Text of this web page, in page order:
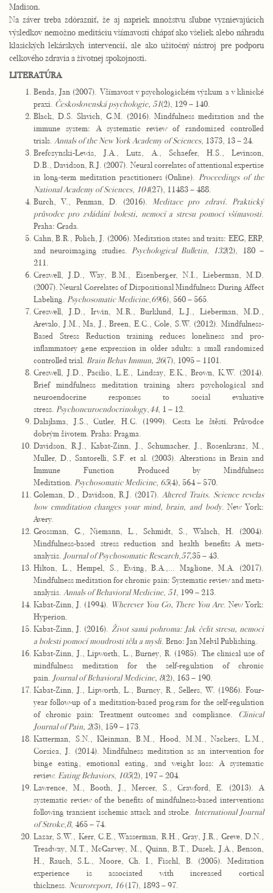
Madison.
Na záver treba zdôrazniť, že aj napriek množstvu sľubne vyznievajúcich
výsledkov nemožno meditáciu všímavosti chápať ako všeliek alebo náhradu
klasických lekárskych intervencií, ale ako užitočný nástroj pre podporu
celkového zdravia a životnej spokojnosti.
LITERATÚRA
Benda, Jan (2007). Všímavost v psychologickém výzkum a v klinické
praxi. Československá psychologie, 51(2), 129 – 140.
Black, D.S. Slavich, G.M. (2016). Mindfulness meditation and the
immune system: A systematic review of randomized controlled
trials. Annals of the New York Academy of Sciences, 1373, 13 – 24.
Brefczynski-Lewis, J.A., Lutz, A., Schaefer, H.S., Levinson,
D.B., Davidson, R.J. (2007). Neural correlates of attentional expertise
in long-term meditation practitioners (Online). Proceedings of the
National Academy of Sciences, 104(27), 11483 – 488.
Burch, V., Penman, D. (2016). Meditace pro zdraví. Praktický
průvodce pro zvládání bolesti, nemocí a stresu pomocí všímavosti.
Praha: Grada.
Cahn, B.R., Polich, J. (2006). Meditation states and traits: EEG, ERP,
and neuroimaging studies. Psychological Bulletin, 132(2), 180 –
211.
Creswell, J.D., Way, B.M., Eisenberger, N.I., Lieberman, M.D.
(2007). Neural Correlates of Dispositional Mindfulness During Affect
Labeling. Psychosomatic Medicine,69(6), 560 – 565.
Creswell, J.D., Irwin, M.R., Burklund, L.J., Lieberman, M.D.,
Arevalo, J.M., Ma, J., Breen, E.C., Cole, S.W. (2012). Mindfulness-
Based Stress Reduction training reduces loneliness and pro-
inflammatory gene expression in older adults: a small randomized
controlled trial. Brain Behav Immun, 26(7), 1095 – 1101.
Creswell, J.D., Pacilio, L.E., Lindsay, E.K., Brown, K.W. (2014).
Brief mindfulness meditation training alters psychological and
neuroendocrine responses to social evaluative
stress. Psychoneuroendocrinology,44, 1 – 12.
Dalajlama, J.S., Cutler, H.C. (1999). Cesta ke štěstí. Průvodce
dobrým životem. Praha: Pragma.
Davidson, R.J., Kabat-Zinn, J., Schumacher, J., Rosenkranz, M.,
Muller, D., Santorelli, S.F. et al. (2003). Alterations in Brain and
Immune Function Produced by Mindfulness
Meditation. Psychosomatic Medicine, 65(4), 564 – 570.
Goleman, D., Davidson, R.J. (2017). Altered Traits. Science revelas
how emnditation changes your mind, brain, and body. New York:
Avery.
Grossman, G., Niemann, L., Schmidt, S., Walach, H. (2004).
Mindfulness-based stress reduction and health benefits A meta-
analysis. Journal of Psychosomatic Research,57,35 – 43.
Hilton, L., Hempel, S., Ewing, B.A.,… Maglione, M.A. (2017).
Mindfulness meditation for chronic pain: Systematic review and meta-
analysis. Annals of Behavioral Medicine, 51, 199 – 213.
Kabat-Zinn, J. (1994). Wherever You Go, There You Are. New York:
Hyperion.
Kabat-Zinn, J. (2016). Život samá pohroma: Jak čelit stresu, nemoci
a bolesti pomocí moudrosti těla a mysli. Brno: Jan Melvil Publishing.
Kabat-Zinn, J., Lipworth, L., Burney, R. (1985). The clinical use of
mindfulness meditation for the self-regulation of chronic
pain. Journal of Behavioral Medicine, 8(2), 163 – 190.
Kabat-Zinn, J., Lipworth, L., Burncy, R., Sellers, W. (1986). Four-
year follow-up of a meditation-based program for the self-regulation
of chronic pain: Treatment outcomes and compliance. Clinical
Journal of Pain, 2(3), 159 – 173.
Katterman, S.N., Kleinman, B.M., Hood, M.M., Nackers, L.M.,
Corsica, J. (2014). Mindfulness meditation as an intervention for
binge eating, emotional eating, and weight loss: A systematic
review. Eating Behaviors, 105(2), 197 – 204.
Lawrence, M., Booth, J., Mercer, S., Crawford, E. (2013). A
systematic review of the benefits of mindfulness-based interventions
following transient ischemic attack and stroke. International Journal
of Stroke,8, 465 – 74.
Lazar, S.W., Kerr, C.E., Wasserman, R.H., Gray, J.R., Greve, D.N.,
Treadway, M.T., McGarvey, M., Quinn, B.T., Dusek, J.A., Benson,
H., Rauch, S.L., Moore, Ch. I., Fischl, B. (2005). Meditation
experience is associated with increased cortical
thickness. Neuroreport, 16(17), 1893 – 97.